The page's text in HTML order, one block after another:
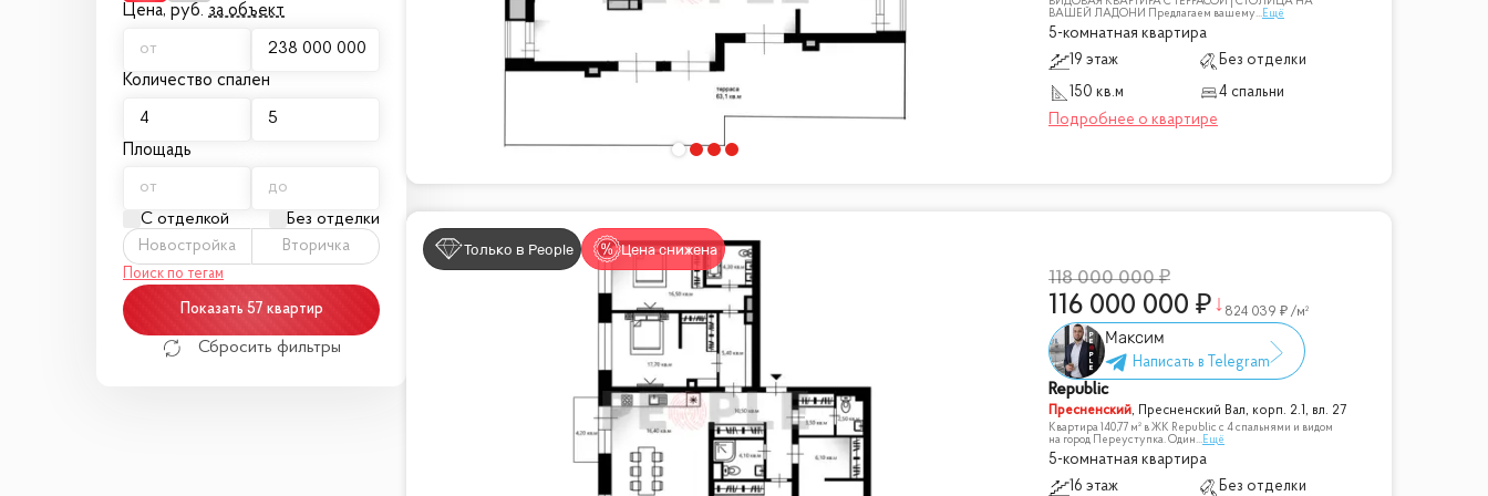
центре Москвы!
Звоните и записывайтесь на просмотр уже сегодня! ✨
Цена, руб. за объект
Количество спален
Площадь
С отделкой Без отделки
Новостройка Вторичка
Поиск по тегам
Показать 57 квартир
Сбросить фильтры
ВАШЕЙ ЛАДОНИ Предлагаем вашему...Ещё
5-комнатная квартира
19 этаж
Без отделки
150 кв.м
4 спальни
Только в People Цена снижена
118 000 000
116 000 000 824 039 /м²
Максим
Republic
Пресненский, Пресненский Вал, корп. 2.1, вл. 27
Квартира 140,77 м² в ЖК Republic с 4 спальнями и видом
на город Переуступка. Один...Ещё
5-комнатная квартира
16 этаж
Без отделки